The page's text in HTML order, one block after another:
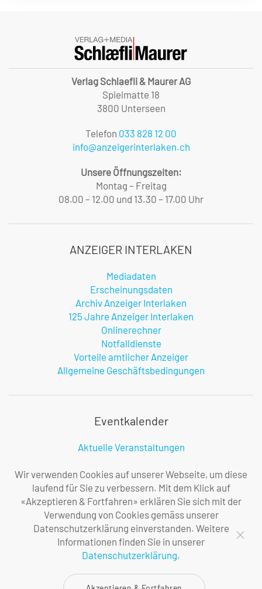
Verlag Schlaefli & Maurer AG
Spielmatte 18
3800 Unterseen
Telefon 033 828 12 00
info@anzeigerinterlaken.ch
Unsere Öffnungszeiten:
Montag – Freitag
08.00 – 12.00 und 13.30 – 17.00 Uhr
ANZEIGER INTERLAKEN
Mediadaten
Erscheinungsdaten
Archiv Anzeiger Interlaken
125 Jahre Anzeiger Interlaken
Onlinerechner
Notfalldienste
Vorteile amtlicher Anzeiger
Allgemeine Geschäftsbedingungen
Eventkalender
Aktuelle Veranstaltungen
Infos zur Benutzung
Firma
Über uns
Ihre Ansprechpersonen
Impressum
Wir verwenden Cookies auf unserer Webseite, um diese
laufend für Sie zu verbessern. Mit dem Klick auf
«Akzeptieren & Fortfahren» erklären Sie sich mit der
Verwendung von Cookies gemäss unserer
Datenschutzerklärung einverstanden. Weitere
Informationen finden Sie in unserer
Datenschutzerklärung.